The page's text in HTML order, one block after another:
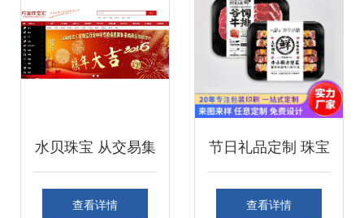
水贝珠宝 从交易集
散地到创意产业园
查看详情
节日礼品定制 珠宝
交易中的心意与艺
查看详情